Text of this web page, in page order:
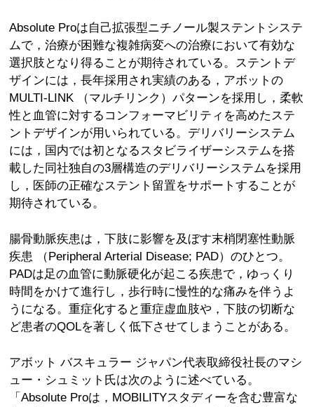
Absolute Proは自己拡張型ニチノール製ステントシステ
ムで，治療が困難な複雑病変への治療において有効な
選択肢となり得ることが期待されている。ステントデ
ザインには，長年採用され実績のある，アボットの
MULTI-LINK （マルチリンク）パターンを採用し，柔軟
性と血管に対するコンフォーマビリティを高めたステ
ントデザインが用いられている。デリバリーシステム
には，国内では初となるスタビライザーシステムを搭
載した同社独自の3層構造のデリバリーシステムを採用
し，医師の正確なステント留置をサポートすることが
期待されている。
腸骨動脈疾患は，下肢に影響を及ぼす末梢閉塞性動脈
疾患 （Peripheral Arterial Disease; PAD）のひとつ。
PADは足の血管に動脈硬化が起こる疾患で，ゆっくり
時間をかけて進行し，歩行時に慢性的な痛みを伴うよ
うになる。重症化すると重症虚血肢や，下肢の切断な
ど患者のQOLを著しく低下させてしまうことがある。
アボット バスキュラー ジャパン代表取締役社長のマシ
ュー・シュミット氏は次のように述べている。
「Absolute Proは，MOBILITYスタディーを含む豊富な